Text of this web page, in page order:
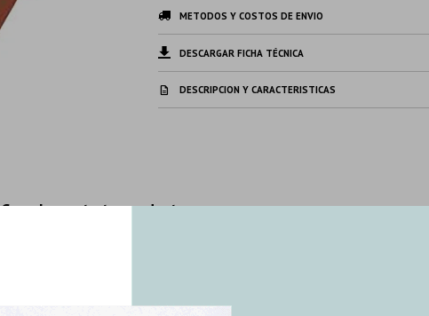
METODOS Y COSTOS DE ENVIO
DESCARGAR FICHA TÉCNICA
DESCRIPCION Y CARACTERISTICAS
Complementa tu producto con...